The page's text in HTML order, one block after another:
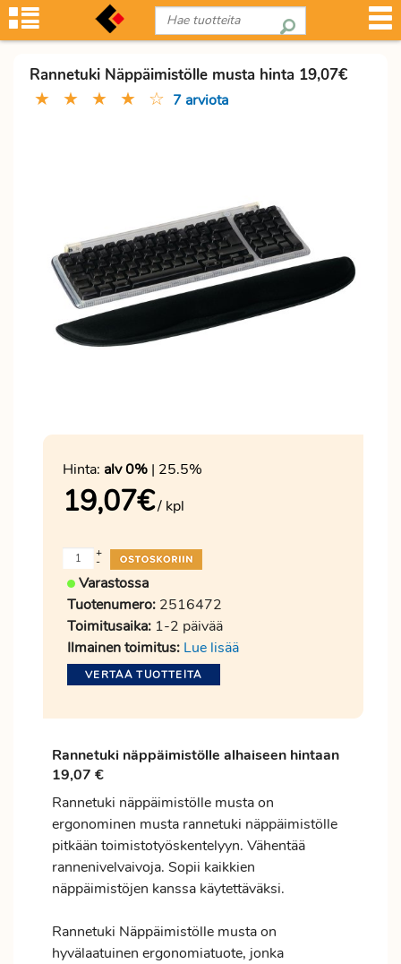
Rannetuki Näppäimistölle musta hinta 19,07€
★ ★ ★ ★ ☆ 7 arviota
Hinta: alv 0% | 25.5%
19,07€/ kpl
-
+
Varastossa
Tuotenumero: 2516472
Toimitusaika: 1-2 päivää
Ilmainen toimitus: Lue lisää
VERTAA TUOTTEITA
Rannetuki näppäimistölle alhaiseen hintaan
19,07 €
Rannetuki näppäimistölle musta on
ergonominen musta rannetuki näppäimistölle
pitkään toimistotyöskentelyyn. Vähentää
rannenivelvaivoja. Sopii kaikkien
näppäimistöjen kanssa käytettäväksi.
Rannetuki Näppäimistölle musta on
hyvälaatuinen ergonomiatuote, jonka